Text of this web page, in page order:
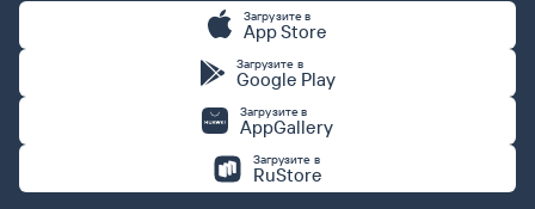
Загрузите в
App Store
Загрузите в
Google Play
Загрузите в
AppGallery
Загрузите в
RuStore